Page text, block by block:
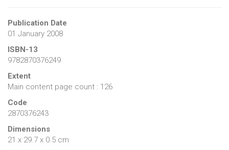
Publication Date
01 January 2008
ISBN-13
9782870376249
Extent
Main content page count : 126
Code
2870376243
Dimensions
21 x 29.7 x 0.5 cm